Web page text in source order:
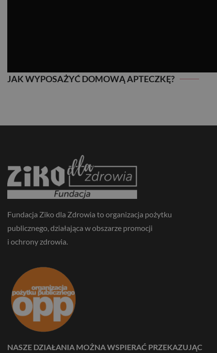
JAK WYPOSAŻYĆ DOMOWĄ APTECZKĘ?
Fundacja Ziko dla Zdrowia to organizacja pożytku
publicznego, działająca w obszarze promocji
i ochrony zdrowia.
NASZE DZIAŁANIA MOŻNA WSPIERAĆ PRZEKAZUJĄC